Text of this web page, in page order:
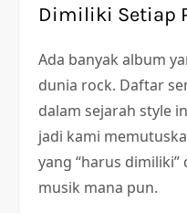
Dimiliki Setiap
Ada banyak album
dunia rock. Daftar
dalam sejarah style
jadi kami
yang “harus
musik mana pun.